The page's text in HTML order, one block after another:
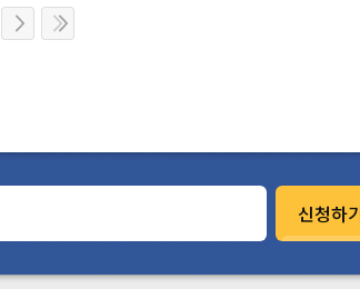
신청하